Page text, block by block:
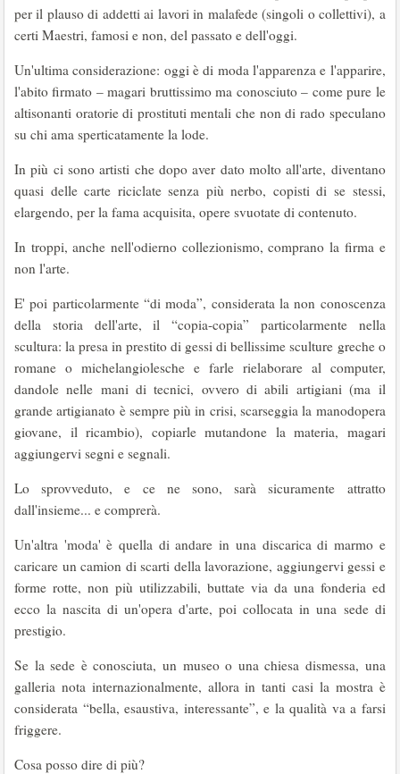
per il plauso di addetti ai lavori in malafede (singoli o collettivi), a
certi Maestri, famosi e non, del passato e dell'oggi.
Un'ultima considerazione: oggi è di moda l'apparenza e l'apparire,
l'abito firmato – magari bruttissimo ma conosciuto – come pure le
altisonanti oratorie di prostituti mentali che non di rado speculano
su chi ama sperticatamente la lode.
In più ci sono artisti che dopo aver dato molto all'arte, diventano
quasi delle carte riciclate senza più nerbo, copisti di se stessi,
elargendo, per la fama acquisita, opere svuotate di contenuto.
In troppi, anche nell'odierno collezionismo, comprano la firma e
non l'arte.
E' poi particolarmente “di moda”, considerata la non conoscenza
della storia dell'arte, il “copia-copia” particolarmente nella
scultura: la presa in prestito di gessi di bellissime sculture greche o
romane o michelangiolesche e farle rielaborare al computer,
dandole nelle mani di tecnici, ovvero di abili artigiani (ma il
grande artigianato è sempre più in crisi, scarseggia la manodopera
giovane, il ricambio), copiarle mutandone la materia, magari
aggiungervi segni e segnali.
Lo sprovveduto, e ce ne sono, sarà sicuramente attratto
dall'insieme... e comprerà.
Un'altra 'moda' è quella di andare in una discarica di marmo e
caricare un camion di scarti della lavorazione, aggiungervi gessi e
forme rotte, non più utilizzabili, buttate via da una fonderia ed
ecco la nascita di un'opera d'arte, poi collocata in una sede di
prestigio.
Se la sede è conosciuta, un museo o una chiesa dismessa, una
galleria nota internazionalmente, allora in tanti casi la mostra è
considerata “bella, esaustiva, interessante”, e la qualità va a farsi
friggere.
Cosa posso dire di più?